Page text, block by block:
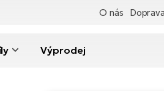
O nás Doprava
Výprodej